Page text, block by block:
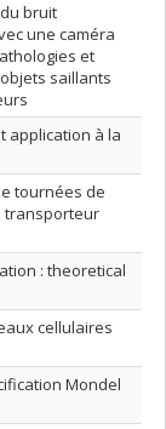
bruit
une caméra
et
saillants
application à la
tournées de
transporteur
: theoretical
cellulaires
Mondel